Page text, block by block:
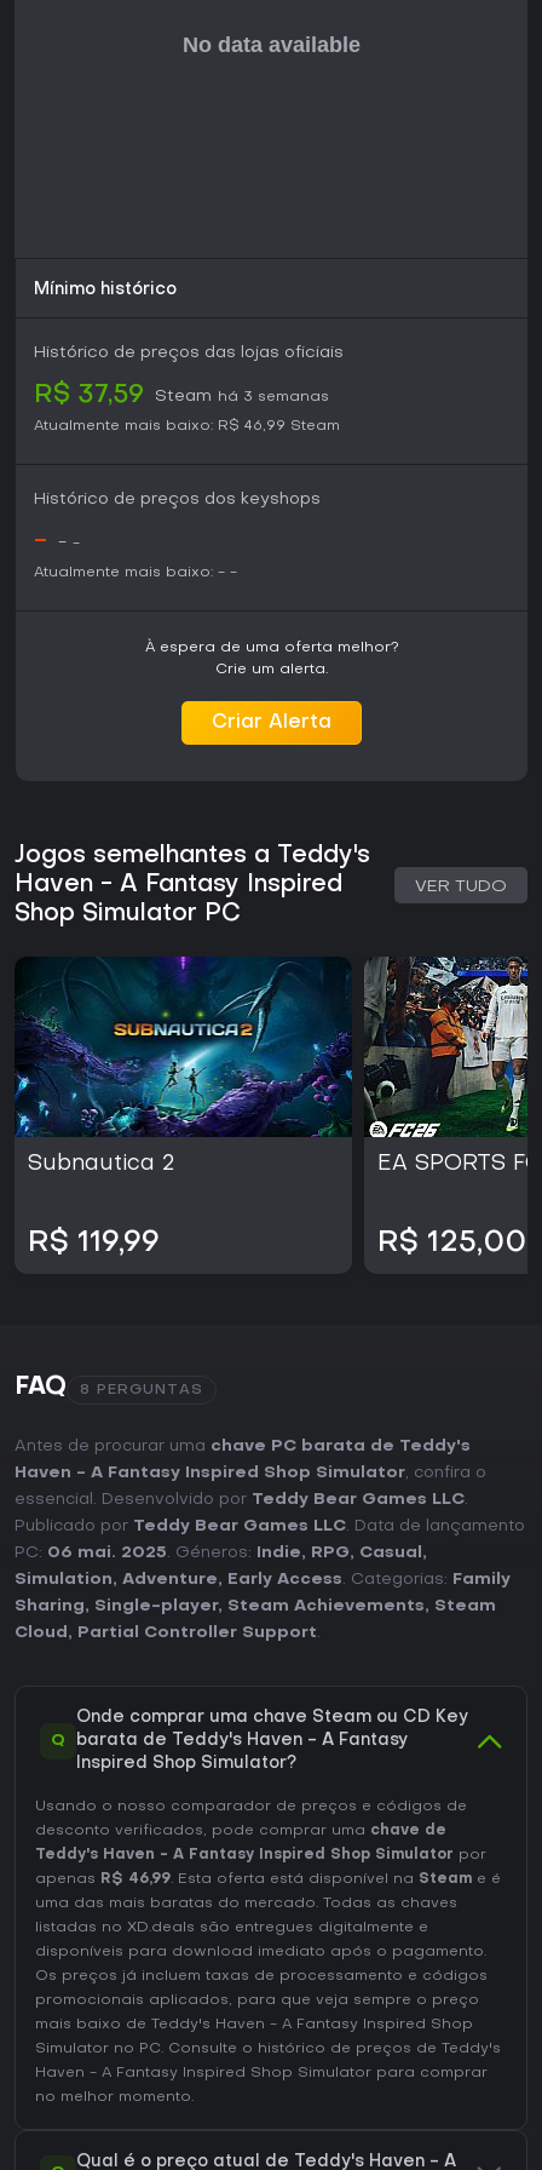
ideal para fãs de simulações sem apostas altas. Se você
Mínimo histórico
Histórico de preços das lojas oficiais
R$ 37,59 Steam
há 3 semanas
Atualmente mais baixo: R$ 46,99 Steam
Histórico de preços dos keyshops
- - -
Atualmente mais baixo: - -
À espera de uma oferta melhor?
Crie um alerta.
Criar Alerta
Jogos semelhantes a Teddy's
Haven - A Fantasy Inspired
Shop Simulator PC
VER TUDO
Subnautica 2
R$ 119,99
EA SPORTS
R$ 125,00
FAQ 8 PERGUNTAS
Antes de procurar uma chave PC barata de Teddy's
Haven - A Fantasy Inspired Shop Simulator, confira o
essencial. Desenvolvido por Teddy Bear Games LLC.
Publicado por Teddy Bear Games LLC. Data de lançamento
PC: 06 mai. 2025. Géneros: Indie, RPG, Casual ,
Simulation, Adventure, Early Access. Categorias:
Family
Sharing, Single-player, Steam Achievements, Steam
Cloud , Partial Controller Support.
Q
Onde comprar uma chave Steam ou CD Key
barata de Teddy's Haven - A Fantasy
Inspired Shop Simulator?
Usando o nosso comparador de preços e códigos de
desconto verificados, pode comprar uma chave de
Teddy's Haven - A Fantasy Inspired Shop Simulator por
apenas R$ 46,99. Esta oferta está disponível na Steam e é
uma das mais baratas do mercado. Todas as chaves
listadas no XD.deals são entregues digitalmente e
disponíveis para download imediato após o pagamento.
Os preços já incluem taxas de processamento e códigos
promocionais aplicados, para que veja sempre o preço
mais baixo de Teddy's Haven - A Fantasy Inspired Shop
Simulator no PC. Consulte o histórico de preços de Teddy's
Haven - A Fantasy Inspired Shop Simulator para comprar
no melhor momento.
Qual é o preço atual de Teddy's Haven - A